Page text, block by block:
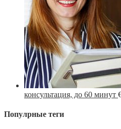
консультация, до 60 минут
Популрные теги